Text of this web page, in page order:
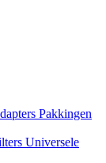
Pakkingen
Universele